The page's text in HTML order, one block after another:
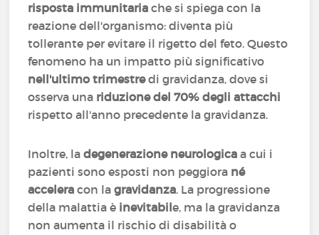
risposta immunitaria che si spiega con la
reazione dell'organismo: diventa più
tollerante per evitare il rigetto del feto. Questo
fenomeno ha un impatto più significativo
nell'ultimo trimestredi gravidanza, dove si
osserva una riduzione del 70% degli attacchi
rispetto all'anno precedente la gravidanza.
Inoltre, ladegenerazione neurologica a cui i
pazienti sono esposti non peggiora né
accelera con lagravidanza. La progressione
della malattia è inevitabile, ma la gravidanza
non aumenta il rischio di disabilità o